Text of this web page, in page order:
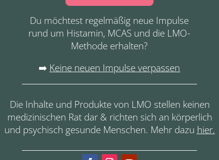
Du möchtest regelmäßig neue Impulse
rund um Histamin, MCAS und die LMO-
Methode erhalten?
➡️ Keine neuen Impulse verpassen
Die Inhalte und Produkte von LMO stellen keinen
medizinischen Rat dar & richten sich an körperlich
und psychisch gesunde Menschen. Mehr dazu hier.